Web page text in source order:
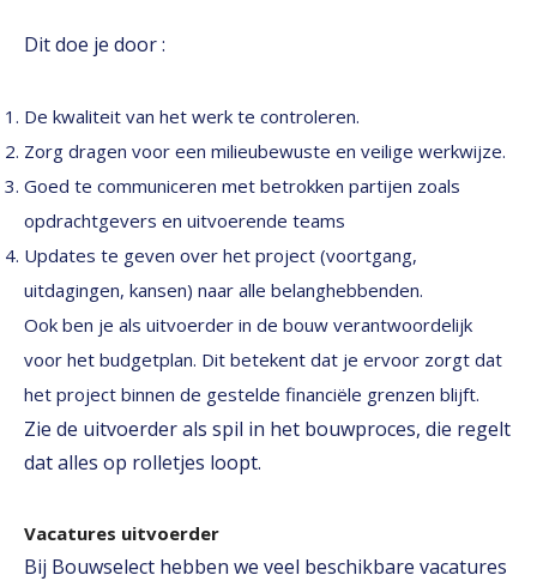
Dit doe je door :
De kwaliteit van het werk te controleren.
Zorg dragen voor een milieubewuste en veilige werkwijze.
Goed te communiceren met betrokken partijen zoals
opdrachtgevers en uitvoerende teams
Updates te geven over het project (voortgang,
uitdagingen, kansen) naar alle belanghebbenden.
Ook ben je als uitvoerder in de bouw verantwoordelijk
voor het budgetplan. Dit betekent dat je ervoor zorgt dat
het project binnen de gestelde financiële grenzen blijft.
Zie de uitvoerder als spil in het bouwproces, die regelt
dat alles op rolletjes loopt.
Vacatures uitvoerder
Bij Bouwselect hebben we veel beschikbare vacatures